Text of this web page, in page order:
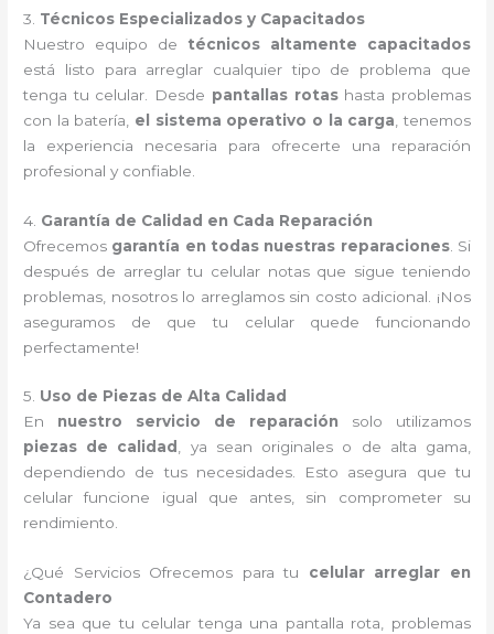
3. Técnicos Especializados y Capacitados
Nuestro equipo de técnicos altamente capacitados
está listo para arreglar cualquier tipo de problema que
tenga tu celular. Desde pantallas rotashasta problemas
con la batería, el sistema operativo o la carga , tenemos
la experiencia necesaria para ofrecerte una reparación
profesional y confiable.
4. Garantía de Calidad en Cada Reparación
Ofrecemos garantía en todas nuestras reparaciones. Si
después de arreglar tu celular notas que sigue teniendo
problemas, nosotros lo arreglamos sin costo adicional. ¡Nos
aseguramos de que tu celular quede funcionando
perfectamente!
5. Uso de Piezas de Alta Calidad
En nuestro servicio de reparación solo utilizamos
piezas de calidad , ya sean originales o de alta gama,
dependiendo de tus necesidades. Esto asegura que tu
celular funcione igual que antes, sin comprometer su
rendimiento.
¿Qué Servicios Ofrecemos para tu celular arreglar en
Contadero
Ya sea que tu celular tenga una pantalla rota, problemas